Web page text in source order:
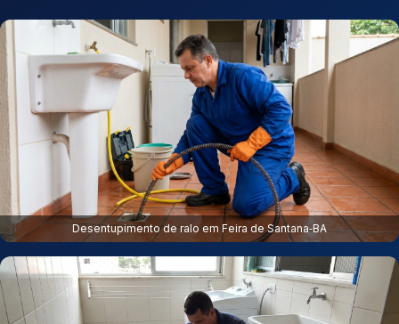
Desentupimento de ralo em Feira de Santana‑BA